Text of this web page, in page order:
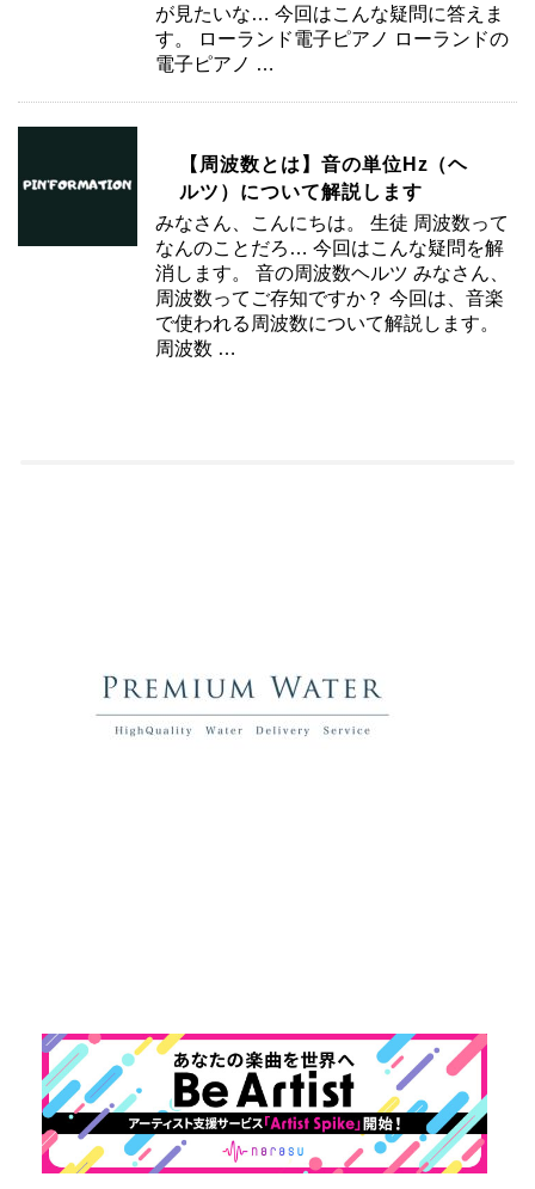
が見たいな… 今回はこんな疑問に答えま
す。 ローランド電子ピアノ ローランドの
電子ピアノ …
【周波数とは】音の単位Hz（ヘ
ルツ）について解説します
みなさん、こんにちは。 生徒 周波数って
なんのことだろ… 今回はこんな疑問を解
消します。 音の周波数ヘルツ みなさん、
周波数ってご存知ですか？ 今回は、音楽
で使われる周波数について解説します。
周波数 …